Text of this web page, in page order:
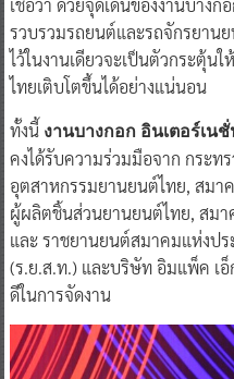
เชื่อว่า ด้วยจุดเด่นของงานบาง
รวบรวมรถยนต์และรถจักรยาน
ไว้ในงานเดียวจะเป็นตัวกระตุ้
ไทยเติบโตขึ้นได้อย่างแน่นอน
ทั้งนี้งานบางกอก อินเตอร์เน
คงได้รับความร่วมมือจาก กระท
อุตสาหกรรมยานยนต์ไทย, สมา
ผู้ผลิตชิ้นส่วนยานยนต์ไทย, สมา
และ ราชยานยนต์สมาคมแห่งป
(ร.ย.ส.ท.) และบริษัท อิมแพ็ค เอ็
ดีในการจัดงาน